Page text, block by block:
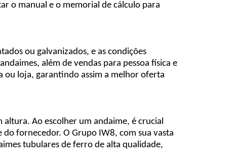
o manual e o memorial de cálculo para
ou galvanizados, e as condições
além de vendas para pessoa física e
ou loja, garantindo assim a melhor oferta
altura. Ao escolher um andaime, é crucial
fornecedor. O Grupo IW8, com sua vasta
tubulares de ferro de alta qualidade,